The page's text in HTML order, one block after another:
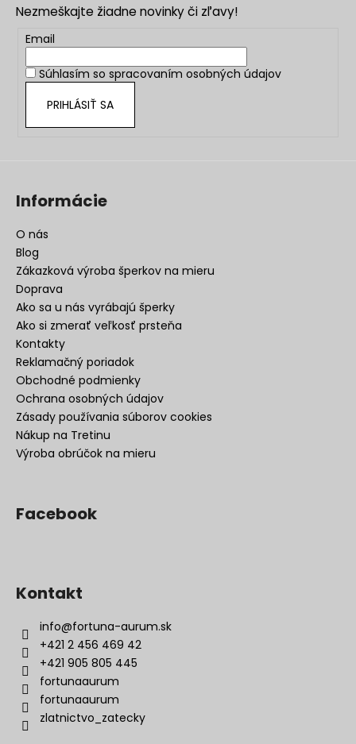
Nezmeškajte žiadne novinky či zľavy!
Email
Súhlasím so spracovaním osobných údajov
PRIHLÁSIŤ SA
Informácie
O nás
Blog
Zákazková výroba šperkov na mieru
Doprava
Ako sa u nás vyrábajú šperky
Ako si zmerať veľkosť prsteňa
Kontakty
Reklamačný poriadok
Obchodné podmienky
Ochrana osobných údajov
Zásady používania súborov cookies
Nákup na Tretinu
Výroba obrúčok na mieru
Facebook
Kontakt
info@fortuna-aurum.sk
+421 2 456 469 42
+421 905 805 445
fortunaaurum
fortunaaurum
zlatnictvo_zatecky